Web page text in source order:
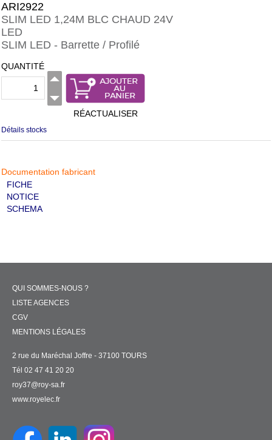
ARI2922
SLIM LED 1,24M BLC CHAUD 24V
LED
SLIM LED - Barrette / Profilé
QUANTITÉ
RÉACTUALISER
Détails stocks
Documentation fabricant
FICHE
NOTICE
SCHEMA
QUI SOMMES-NOUS ?
LISTE AGENCES
CGV
MENTIONS LÉGALES
2 rue du Maréchal Joffre - 37100 TOURS
Tél 02 47 41 20 20
roy37@roy-sa.fr
www.royelec.fr